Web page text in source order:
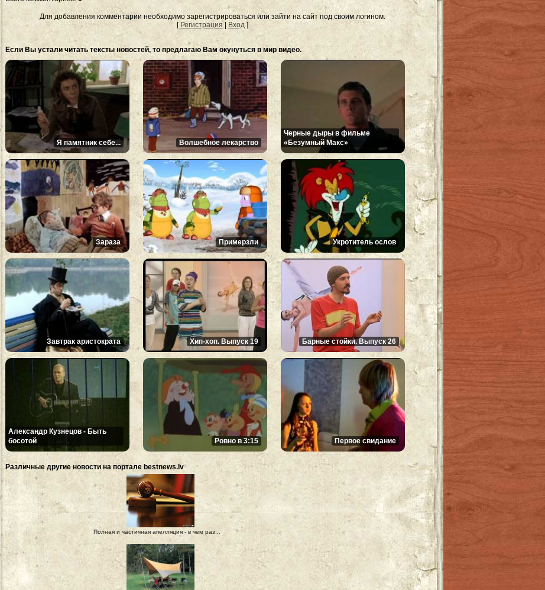
Для добавления комментарии необходимо зарегистрироваться или зайти на сайт под своим логином.
[ Регистрация Вход]
Если Вы устали читать тексты новостей, то предлагаю Вам окунуться в мир видео.
Я памятник себе... Волшебное лекарство
Черные дыры в фильме
«Безумный Макс»
Зараза Примерзли Укротитель ослов
Завтрак аристократа Хип-хоп. Выпуск 19 Барные стойки. Выпуск 26
Александр Кузнецов - Быть
босотой
Ровно в 3:15 Первое свидание
Различные другие новости на портале bestnews.lv
Полная и частичная апелляция - в чем раз...